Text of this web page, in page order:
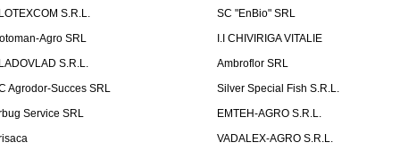
S.R.L.
SC "EnBio" SRL
Agro SRL
I.I CHIVIRIGA VITALIE
S.R.L.
Ambroflor SRL
Agrodor-Succes SRL
Silver Special Fish S.R.L.
Service SRL
EMTEH-AGRO S.R.L.
VADALEX-AGRO S.R.L.